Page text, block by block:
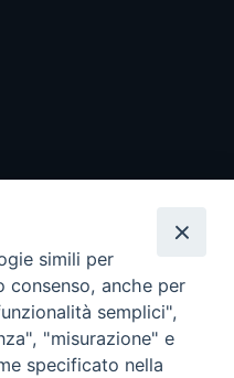
simili per
anche per
semplici",
"misurazione" e
specificato nella